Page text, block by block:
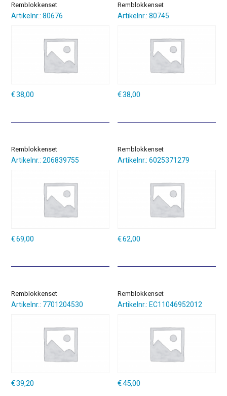
Remblokkenset
Artikelnr.: 80676
€38,00
Remblokkenset
Artikelnr.: 80745
€38,00
Remblokkenset
Artikelnr.: 206839755
€69,00
Remblokkenset
Artikelnr.: 6025371279
€62,00
Remblokkenset
Artikelnr.: 7701204530
€39,20
Remblokkenset
Artikelnr.: EC11046952012
€45,00